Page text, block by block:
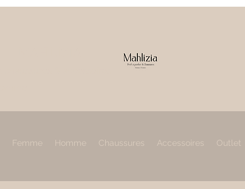
Femme Homme Chaussures Accessoires Outlet